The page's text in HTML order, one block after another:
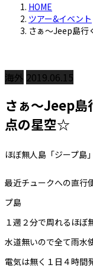
HOME
ツアー&イベント
さぁ～Jeep島
海外 2019.06.15
さぁ～Jeep島
点の星空☆
ほぼ無人島「ジープ
最近チュークへの直行
プ島
１週２分で周れるほぼ
水道無いので全て雨水
電気は無く１日４時間